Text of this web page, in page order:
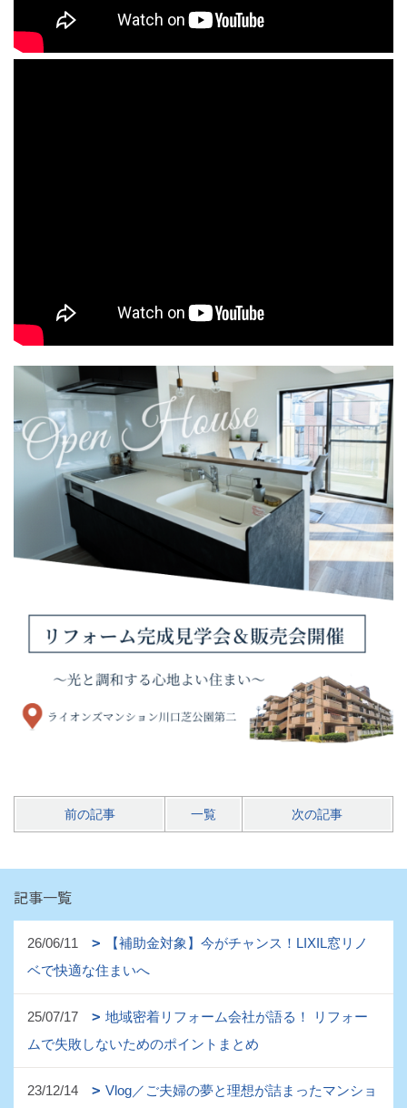
前の記事 一覧 次の記事
記事一覧
26/06/11
【補助金対象】今がチャンス！LIXIL窓リノ
ベで快適な住まいへ
25/07/17
地域密着リフォーム会社が語る！ リフォー
ムで失敗しないためのポイントまとめ
23/12/14
Vlog／ご夫婦の夢と理想が詰まったマンショ